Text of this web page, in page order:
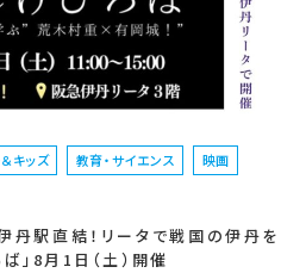
キッズ 教育・サイエンス 映画
丹駅直結！リータで戦国の伊丹を
」8月1日（土）開催